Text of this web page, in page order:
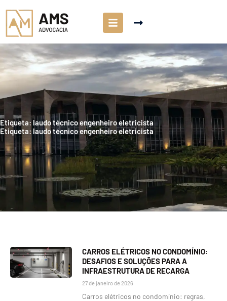
Etiqueta: laudo técnico engenheiro eletricista
Etiqueta: laudo técnico engenheiro eletricista
CARROS ELÉTRICOS NO CONDOMÍNIO:
DESAFIOS E SOLUÇÕES PARA A
INFRAESTRUTURA DE RECARGA
27 de janeiro de 2026
Carros elétricos no condomínio: regras,